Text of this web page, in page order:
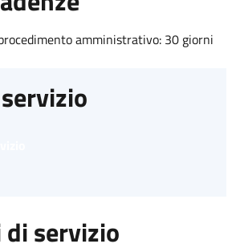
amministrativo: 30 giorni
servizio